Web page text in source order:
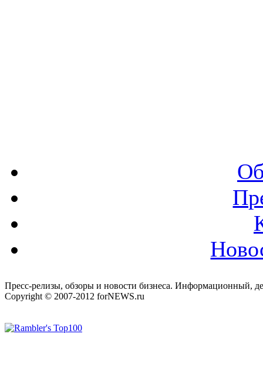
Пресс-релизы, обзоры и новости бизнеса. Информационный,
Copyright © 2007-2012 forNEWS.ru